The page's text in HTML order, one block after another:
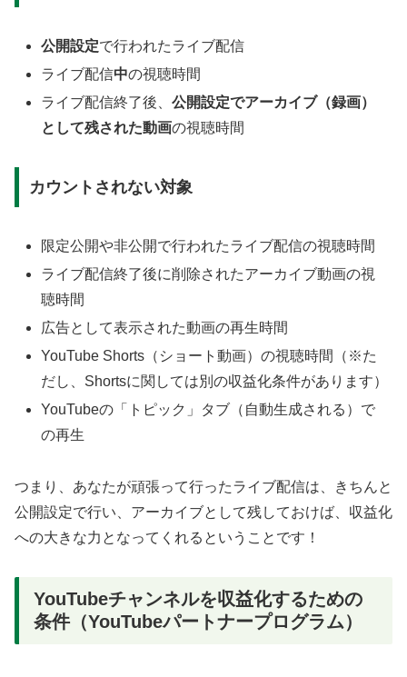
公開設定で行われたライブ配信
ライブ配信中の視聴時間
ライブ配信終了後、公開設定でアーカイブ（録画）
として残された動画の視聴時間
カウントされない対象
限定公開や非公開で行われたライブ配信の視聴時間
ライブ配信終了後に削除されたアーカイブ動画の視
聴時間
広告として表示された動画の再生時間
YouTube Shorts（ショート動画）の視聴時間（※た
だし、Shortsに関しては別の収益化条件があります）
YouTubeの「トピック」タブ（自動生成される）で
の再生
つまり、あなたが頑張って行ったライブ配信は、きちんと
公開設定で行い、アーカイブとして残しておけば、収益化
への大きな力となってくれるということです！
YouTubeチャンネルを収益化するための
条件（YouTubeパートナープログラム）